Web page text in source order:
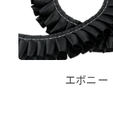
エボニー